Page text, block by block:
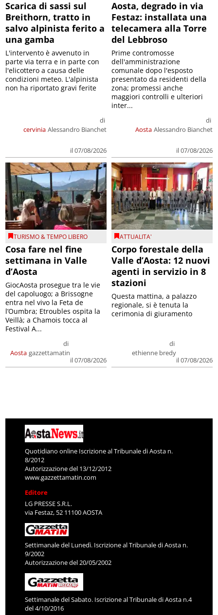
Scarica di sassi sul
Breithorn, tratto in
salvo alpinista ferito a
una gamba
cervinia
di
Alessandro Bianchet
il 07/08/2026
L'intervento è avvenuto in
parte via terra e in parte con
l'elicottero a causa delle
condizioni meteo. L'alpinista
non ha riportato gravi ferite
Aosta, degrado in via
Festaz: installata una
telecamera alla Torre
del Lebbroso
Aosta
di
Alessandro Bianchet
il 07/08/2026
Prime contromosse
dell'amministrazione
comunale dopo l'esposto
presentato da residenti della
zona; promessi anche
maggiori controlli e ulteriori
inter...
TURISMO & TEMPO LIBERO
Cosa fare nel fine
settimana in Valle
d’Aosta
Aosta
di
gazzettamatin
il 07/08/2026
GiocAosta prosegue tra le vie
del capoluogo; a Brissogne
entra nel vivo la Feta de
l’Oumbra; Etroubles ospita la
Veillà; a Chamois tocca al
Festival A...
ATTUALITA'
Corpo forestale della
Valle d’Aosta: 12 nuovi
agenti in servizio in 8
stazioni
di
ethienne bredy
il 07/08/2026
Questa mattina, a palazzo
regionale, si è tenuta la
cerimonia di giuramento
Quotidiano online Iscrizione al Tribunale di Aosta n.
8/2012
Autorizzazione del 13/12/2012
www.gazzettamatin.com
Editore
LG PRESSE S.R.L.
via Festaz, 52 11100 AOSTA
Settimanale del Lunedì. Iscrizione al Tribunale di Aosta n.
9/2002
Autorizzazione del 20/05/2002
Settimanale del Sabato. Iscrizione al Tribunale di Aosta n.4
del 4/10/2016